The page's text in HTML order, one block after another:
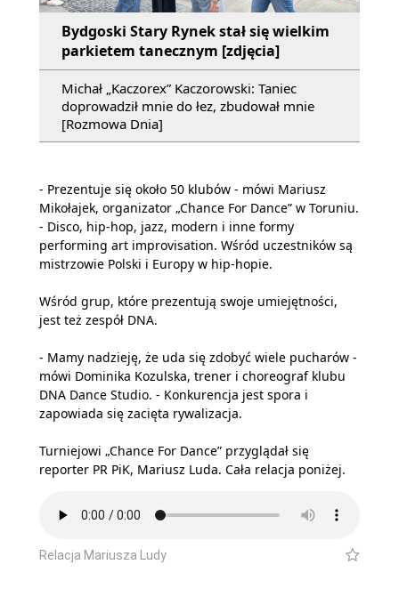
Bydgoski Stary Rynek stał się wielkim
parkietem tanecznym [zdjęcia]
Michał „Kaczorex” Kaczorowski: Taniec
doprowadził mnie do łez, zbudował mnie
[Rozmowa Dnia]
- Prezentuje się około 50 klubów - mówi Mariusz
Mikołajek, organizator „Chance For Dance” w Toruniu.
- Disco, hip-hop, jazz, modern i inne formy
performing art improvisation. Wśród uczestników są
mistrzowie Polski i Europy w hip-hopie.
Wśród grup, które prezentują swoje umiejętności,
jest też zespół DNA.
- Mamy nadzieję, że uda się zdobyć wiele pucharów -
mówi Dominika Kozulska, trener i choreograf klubu
DNA Dance Studio. - Konkurencja jest spora i
zapowiada się zacięta rywalizacja.
Turniejowi „Chance For Dance” przyglądał się
reporter PR PiK, Mariusz Luda. Cała relacja poniżej.
Relacja Mariusza Ludy